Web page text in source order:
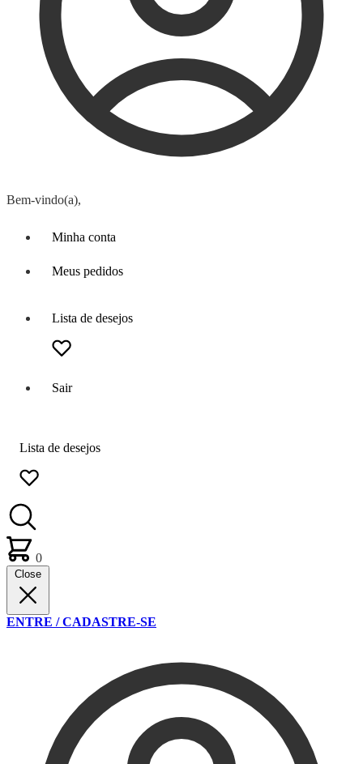
Bem-vindo(a),
Minha conta
Meus pedidos
Lista de desejos
Sair
Lista de desejos
0
Close
ENTRE / CADASTRE-SE